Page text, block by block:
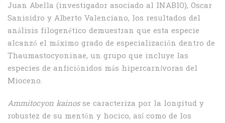
Juan Abella (investigador asociado al INABIO), Oscar
Sanisidro y Alberto Valenciano, los resultados del
análisis filogenético demuestran que esta especie
alcanzó el máximo grado de especialización dentro de
Thaumastocyoninae, un grupo que incluye las
especies de anficiónidos más hipercarnívoras del
Mioceno.
Ammitocyon kainosse caracteriza por la longitud y
robustez de su mentón y hocico, así como de los